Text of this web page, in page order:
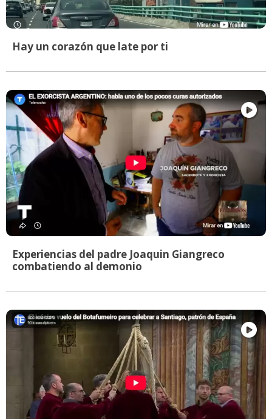
Hay un corazón que late por ti
Experiencias del padre Joaquin Giangreco
combatiendo al demonio